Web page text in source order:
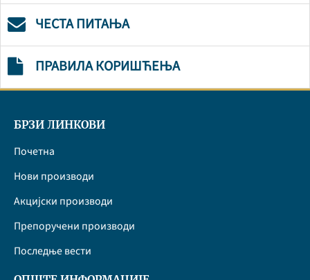
ЧЕСТА ПИТАЊА
ПРАВИЛА КОРИШЋЕЊА
БРЗИ ЛИНКОВИ
Почетна
Нови производи
Акцијски производи
Препоручени производи
Последње вести